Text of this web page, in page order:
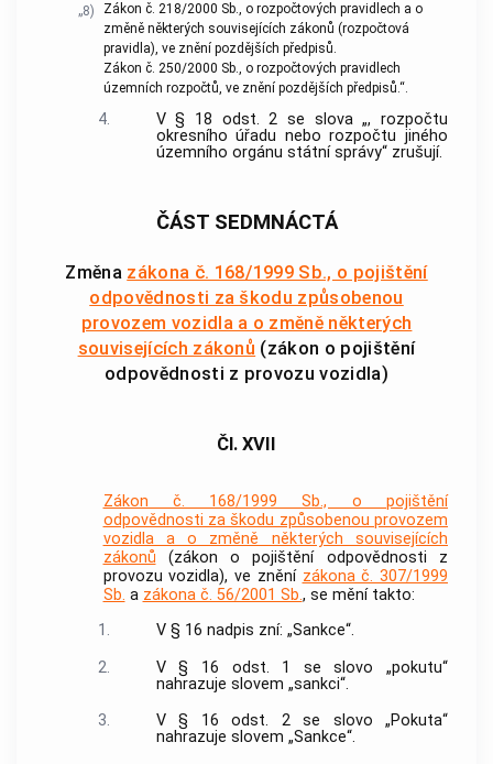
„8)
Zákon č. 218/2000 Sb., o rozpočtových pravidlech a o
změně některých souvisejících zákonů (rozpočtová
pravidla), ve znění pozdějších předpisů.
Zákon č. 250/2000 Sb., o rozpočtových pravidlech
územních rozpočtů, ve znění pozdějších předpisů.“.
4.
V § 18 odst. 2 se slova „, rozpočtu
okresního úřadu nebo rozpočtu jiného
územního orgánu státní správy“ zrušují.
ČÁST SEDMNÁCTÁ
Změna zákona č. 168/1999 Sb., o pojištění
odpovědnosti za škodu způsobenou
provozem vozidla a o změně některých
souvisejících zákonů (zákon o pojištění
odpovědnosti z provozu vozidla)
Čl. XVII
Zákon č. 168/1999 Sb., o pojištění
odpovědnosti za škodu způsobenou provozem
vozidla a o změně některých souvisejících
zákonů (zákon o pojištění odpovědnosti z
provozu vozidla), ve znění zákona č. 307/1999
Sb. a zákona č. 56/2001 Sb., se mění takto:
1.
V § 16 nadpis zní: „Sankce“.
2.
V § 16 odst. 1 se slovo „pokutu“
nahrazuje slovem „sankci“.
3.
V § 16 odst. 2 se slovo „Pokuta“
nahrazuje slovem „Sankce“.